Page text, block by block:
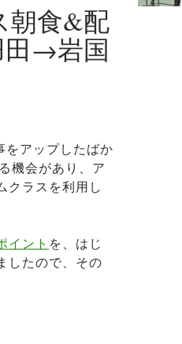
朝食&配
田→岩国
をアップしたばか
機会があり、ア
クラスを利用し
イント を、はじ
したので、その
ップグレード羽田→岩国便